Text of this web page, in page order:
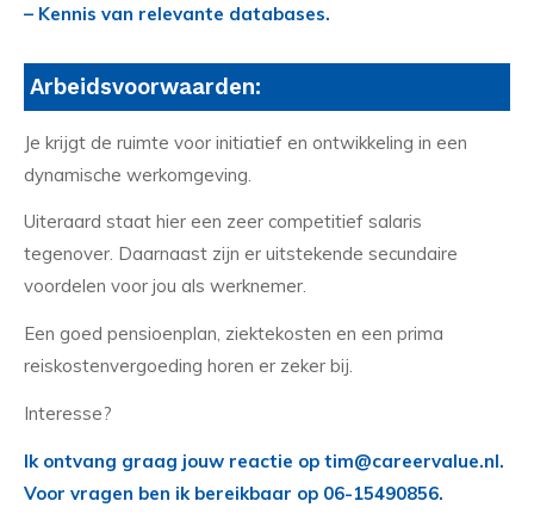
– Kennis van relevante databases.
Arbeidsvoorwaarden:
Je krijgt de ruimte voor initiatief en ontwikkeling in een
dynamische werkomgeving.
Uiteraard staat hier een zeer competitief salaris
tegenover. Daarnaast zijn er uitstekende secundaire
voordelen voor jou als werknemer.
Een goed pensioenplan, ziektekosten en een prima
reiskostenvergoeding horen er zeker bij.
Interesse?
Ik ontvang graag jouw reactie op tim@careervalue.nl.
Voor vragen ben ik bereikbaar op 06-15490856.